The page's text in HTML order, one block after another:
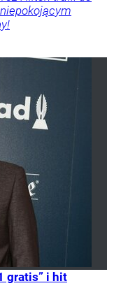
gratis” i hit